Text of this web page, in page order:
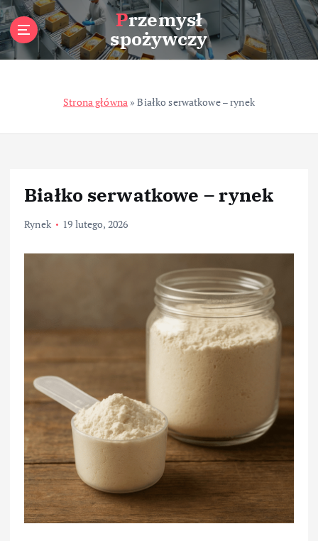
S
k
i
p
n
Przemysł
spożywczy
Strona główna »Białko serwatkowe – rynek
Białko serwatkowe – rynek
Rynek 19 lutego, 2026